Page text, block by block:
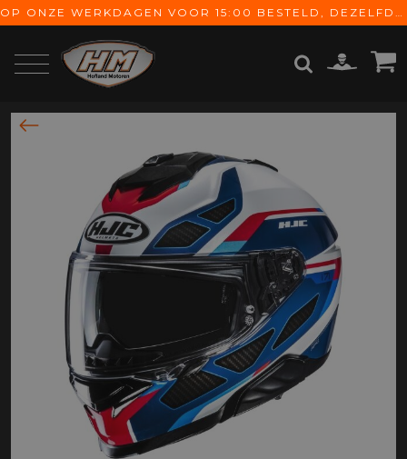
OP ONZE WERKDAGEN VOOR 15:00 BESTELD, DEZELFDE DAG VERZONDEN! GRATIS VERZENDING VANAF € 65,-